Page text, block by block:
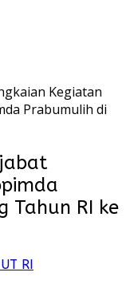
Kegiatan
Prabumulih di
Tahun RI ke
RI